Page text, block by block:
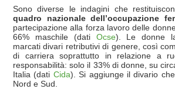
Sono diverse le indagini che
quadro nazionale dell’occupazione
partecipazione alla forza lavoro delle
66% maschile (dati Ocse). Le donne
marcati divari retributivi di genere, così
di carriera soprattutto in relazione a
responsabilità: solo il 33% di donne, su
Italia (dati Cida). Si aggiunge il divario
Nord e Sud.